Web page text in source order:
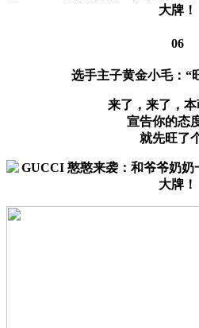
06
选手主子黄金小毛：“
来了，来了，本
宣告你的态
就先旺了